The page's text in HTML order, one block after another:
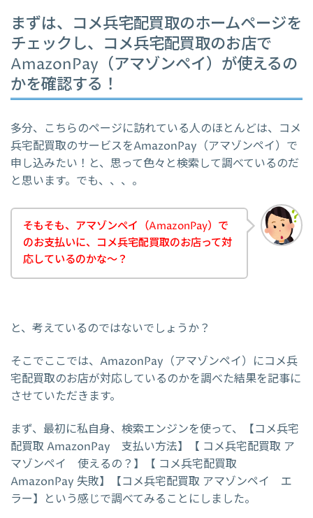
まずは、コメ兵宅配買取のホームページを
チェックし、コメ兵宅配買取のお店で
AmazonPay（アマゾンペイ）が使えるの
かを確認する！
多分、こちらのページに訪れている人のほとんどは、コメ
兵宅配買取のサービスをAmazonPay（アマゾンペイ）で
申し込みたい！と、思って色々と検索して調べているのだ
と思います。でも、、、。
そもそも、アマゾンペイ（AmazonPay）で
のお支払いに、コメ兵宅配買取のお店って対
応しているのかな～？
と、考えているのではないでしょうか？
そこでここでは、AmazonPay（アマゾンペイ）にコメ兵
宅配買取のお店が対応しているのかを調べた結果を記事に
させていただきます。
まず、最初に私自身、検索エンジンを使って、【コメ兵宅
配買取 AmazonPay 支払い方法】【 コメ兵宅配買取 ア
マゾンペイ 使えるの？】【 コメ兵宅配買取
AmazonPay 失敗】【コメ兵宅配買取 アマゾンペイ エ
ラー】という感じで調べてみることにしました。